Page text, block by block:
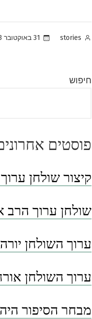
Posted
stories 31 באוקטובר 2023
חיפוש
פוסטים
קיצור שולחן
שולחן ערוך הרב
ערוך השולחן
ערוך השולחן
מבחר הסיפור